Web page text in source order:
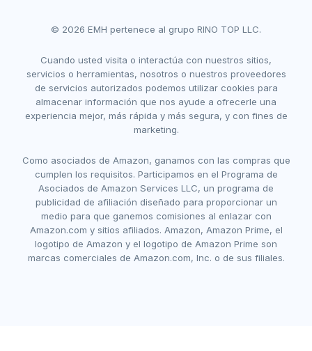
© 2026 EMH pertenece al grupo RINO TOP LLC.
Cuando usted visita o interactúa con nuestros sitios,
servicios o herramientas, nosotros o nuestros proveedores
de servicios autorizados podemos utilizar cookies para
almacenar información que nos ayude a ofrecerle una
experiencia mejor, más rápida y más segura, y con fines de
marketing.
Como asociados de Amazon, ganamos con las compras que
cumplen los requisitos. Participamos en el Programa de
Asociados de Amazon Services LLC, un programa de
publicidad de afiliación diseñado para proporcionar un
medio para que ganemos comisiones al enlazar con
Amazon.com y sitios afiliados. Amazon, Amazon Prime, el
logotipo de Amazon y el logotipo de Amazon Prime son
marcas comerciales de Amazon.com, Inc. o de sus filiales.